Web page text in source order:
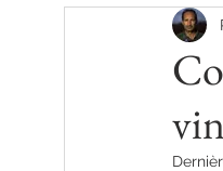
Quand
Découvrir le